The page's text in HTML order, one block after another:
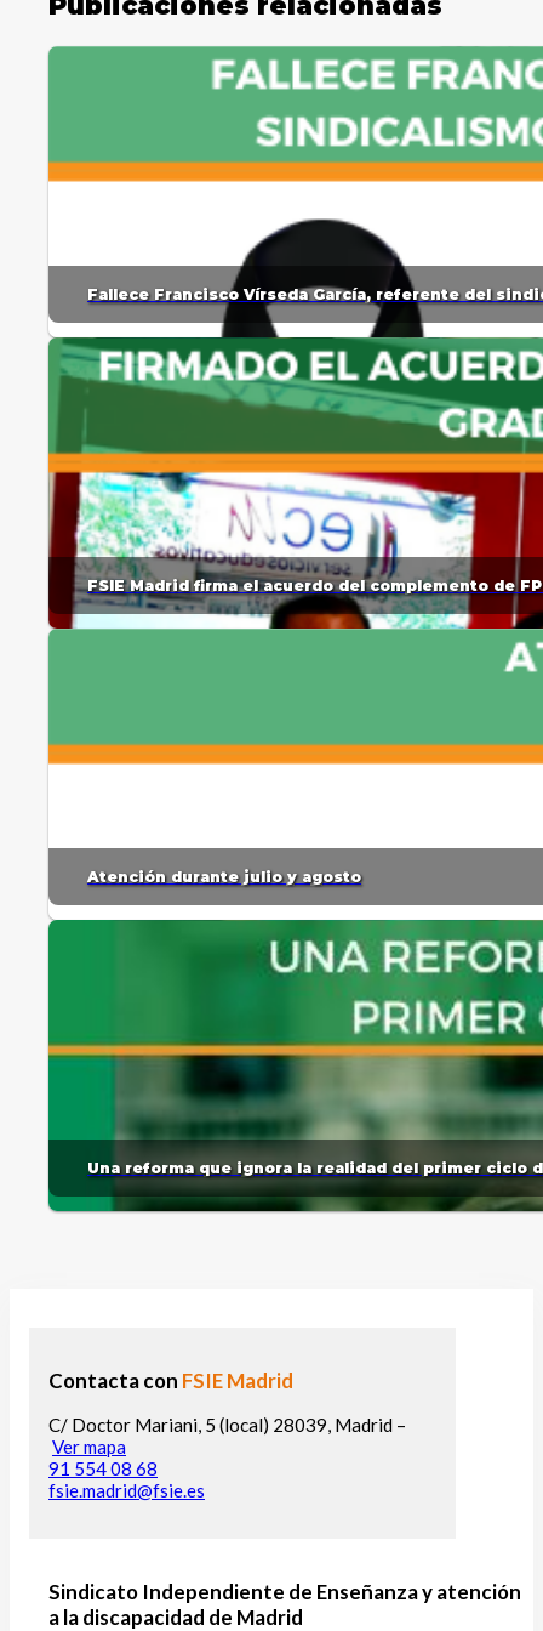
Fallece Francisco Vírseda García, referente del
FSIE Madrid firma el acuerdo del complemento de
Atención durante julio y agosto
Una reforma que ignora la realidad del primer ciclo
Contacta con FSIE Madrid
C/ Doctor Mariani, 5 (local) 28039, Madrid –
Ver mapa
91 554 08 68
fsie.madrid@fsie.es
Sindicato Independiente de Enseñanza y atención
a la discapacidad de Madrid